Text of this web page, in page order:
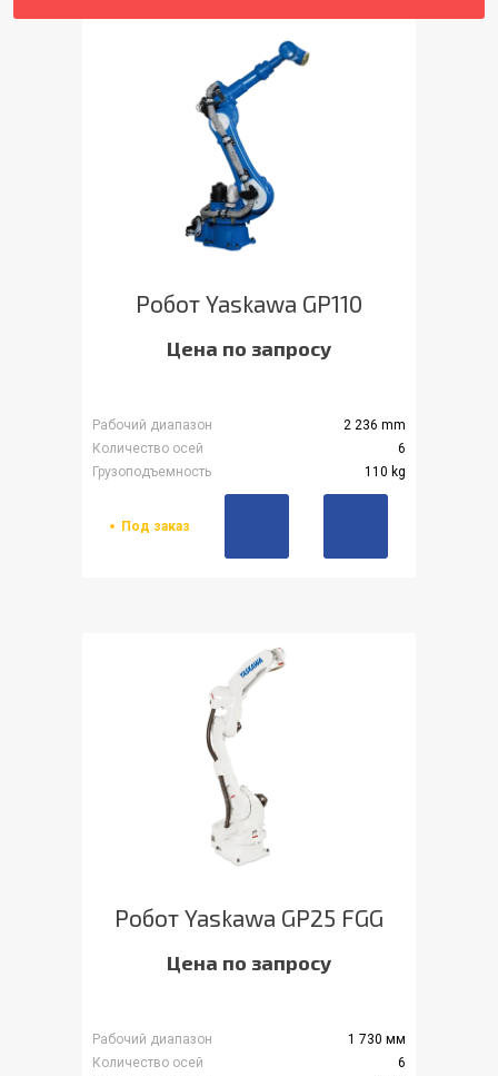
Робот Yaskawa GP110
Цена по запросу
Рабочий диапазон
2 236 mm
Количество осей
6
Грузоподъемность
110 kg
Под заказ
Робот Yaskawa GP25 FGG
Цена по запросу
Рабочий диапазон
1 730 мм
Количество осей
6